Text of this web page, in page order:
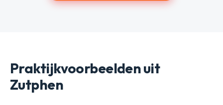
Praktijkvoorbeelden uit
Zutphen